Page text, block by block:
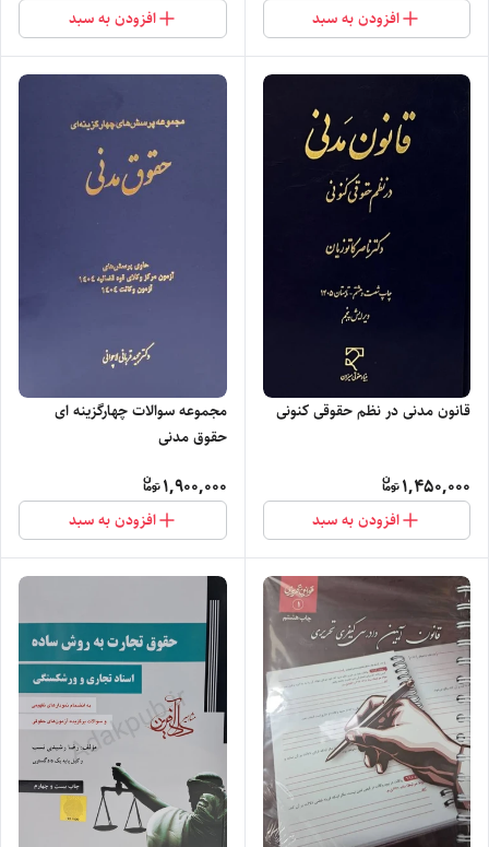
افزودن به سبد افزودن به سبد
قانون مدنی در نظم حقوقی کنونی
1,450,000
افزودن به سبد
مجموعه سوالات چهارگزینه ای
حقوق مدنی
1,900,000
افزودن به سبد